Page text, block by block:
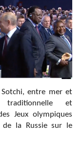
entre mer et
traditionnelle et
Jeux olympiques
la Russie sur le